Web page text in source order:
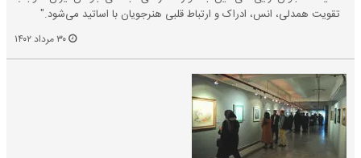
تقویت همدلی، انس، ادراک و ارتباط قلبی هنرجویان با اساتید می‌شود."